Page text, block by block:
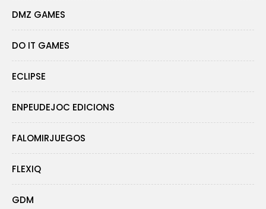
DMZ GAMES
DO IT GAMES
ECLIPSE
ENPEUDEJOC EDICIONS
FALOMIRJUEGOS
FLEXIQ
GDM